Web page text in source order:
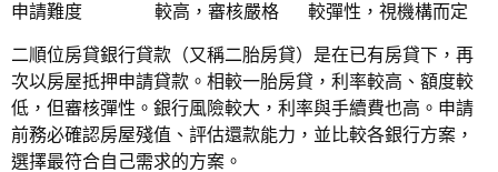
申請難度
較高，審核嚴格 較彈性，視機構而定
二順位房貸銀行貸款（又稱二胎房貸）是在已有房貸下，再
次以房屋抵押申請貸款。相較一胎房貸，利率較高、額度較
低，但審核彈性。銀行風險較大，利率與手續費也高。申請
前務必確認房屋殘值、評估還款能力，並比較各銀行方案，
選擇最符合自己需求的方案。